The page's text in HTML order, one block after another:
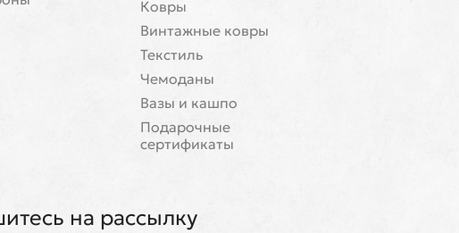
Ковры
Винтажные ковры
Текстиль
Чемоданы
Вазы и кашпо
Подарочные
сертификаты
на рассылку